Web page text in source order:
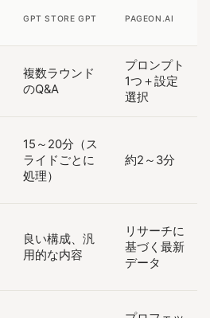
GPT STORE GPT PAGEON.AI
複数ラウンド
のQ&A
プロンプト
1つ＋設定
選択
15～20分（ス
ライドごとに
処理）
約2～3分
良い構成、汎
用的な内容
リサーチに
基づく最新
データ